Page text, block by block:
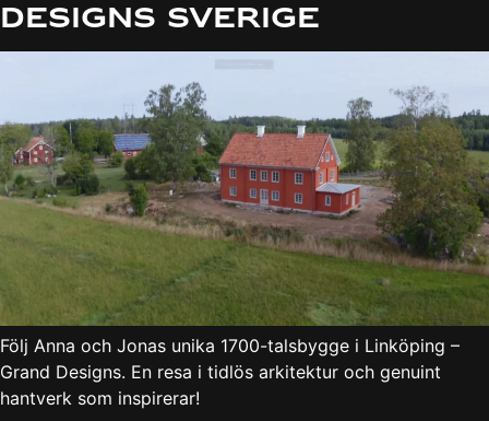
Designs Sverige
Följ Anna och Jonas unika 1700-talsbygge i Linköping –
Grand Designs. En resa i tidlös arkitektur och genuint
hantverk som inspirerar!